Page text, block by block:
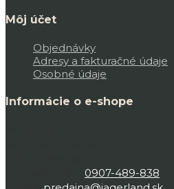
Môj účet
Objednávky
Adresy a fakturačné údaje
Osobné údaje
Informácie o e-shope
0907-489-838